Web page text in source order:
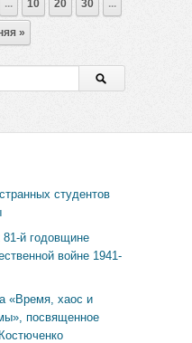
... 10 20 30 ...
»
студентов
81-й годовщине
войне 1941-
«Время, хаос и
посвященное